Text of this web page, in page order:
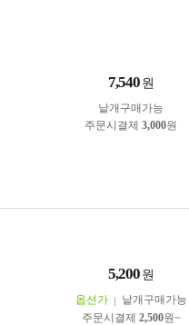
7,540 원
낱개구매가능
주문시결제 3,000원
5,200 원
옵션가
낱개구매가능
주문시결제 2,500원~